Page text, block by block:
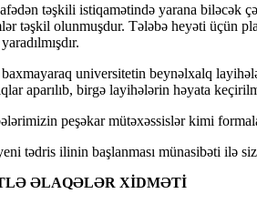
təşkili istiqamətində yarana biləcək
təşkil olunmuşdur. Tələbə heyəti üçün
baxmayaraq universitetin beynəlxalq
aparılıb, birgə layihələrin həyata
peşəkar mütəxəssislər kimi
tədris ilinin başlanması münasibəti ilə
ƏLAQƏLƏR XİDMƏTİ